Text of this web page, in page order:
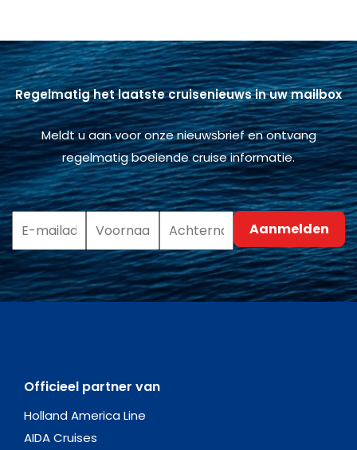
Regelmatig het laatste cruisenieuws in uw mailbox
Meldt u aan voor onze nieuwsbrief en ontvang
regelmatig boeiende cruise informatie.
Officieel partner van
Holland America Line
AIDA Cruises